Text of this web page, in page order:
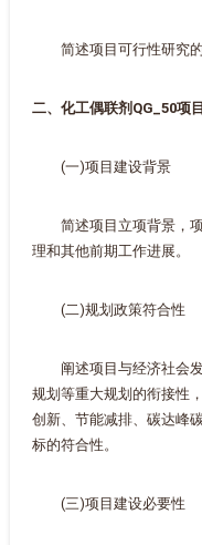
简述项目可行性研究
二、化工偶联剂QG_50项
(一)项目建设背景
简述项目立项背景，
理和其他前期工作进展。
(二)规划政策符合性
阐述项目与经济社会
规划等重大规划的衔接性
创新、节能减排、碳达峰
标的符合性。
(三)项目建设必要性